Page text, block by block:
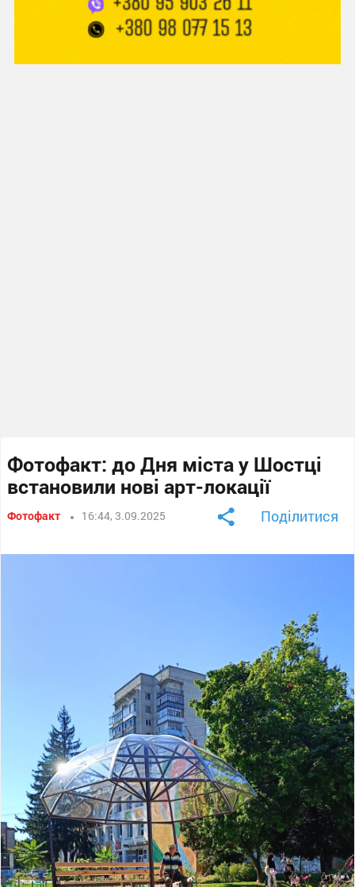
Фотофакт: до Дня міста у Шостці
встановили нові арт-локації
Фотофакт 16:44, 3.09.2025 Поділитися